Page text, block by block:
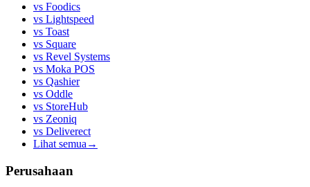
vs Foodics
vs Lightspeed
vs Toast
vs Square
vs Revel Systems
vs Moka POS
vs Qashier
vs Oddle
vs StoreHub
vs Zeoniq
vs Deliverect
Lihat semua →
Perusahaan